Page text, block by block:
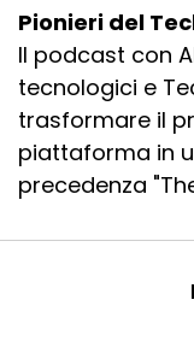
Pionieri del
Il podcast con
tecnologici e
trasformare il
piattaforma in
precedenza